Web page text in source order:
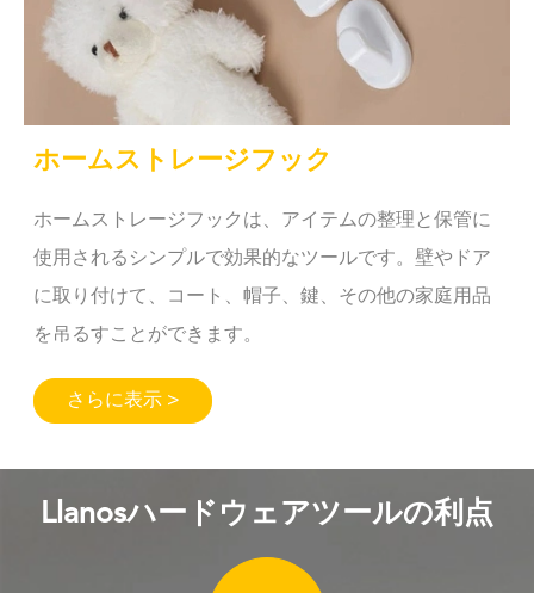
ホームストレージフック
ホームストレージフックは、アイテムの整理と保管に
使用されるシンプルで効果的なツールです。壁やドア
に取り付けて、コート、帽子、鍵、その他の家庭用品
を吊るすことができます。
さらに表示 >
Llanosハードウェアツールの利点